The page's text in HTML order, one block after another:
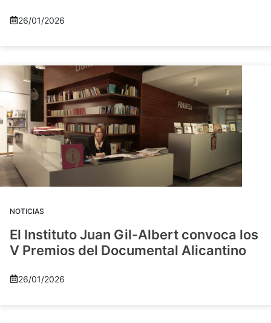
26/01/2026
NOTICIAS
El Instituto Juan Gil-Albert convoca los
V Premios del Documental Alicantino
26/01/2026